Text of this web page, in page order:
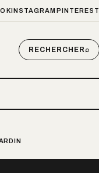
INSTAGRAM PINTEREST
RECHERCHER⌕